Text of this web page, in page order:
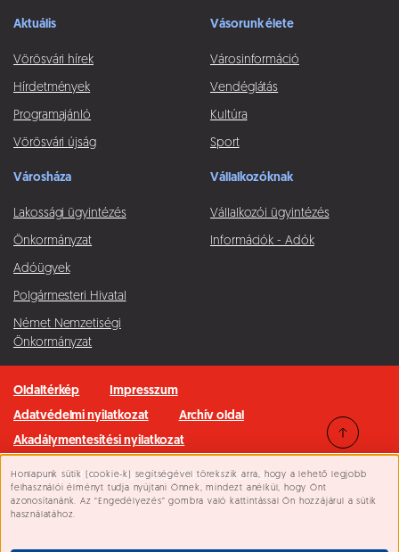
Süti beállítások
Honlapunk sütik (cookie-k) segítségével törekszik arra, hogy a lehető legjobb
felhasználói élményt tudja nyújtani Önnek, mindezt anélkül, hogy Önt
azonosítanánk. Az “Engedélyezés” gombra való kattintással Ön hozzájárul a sütik
használatához.
Aktuális
Vörösvári hírek
Hírdetmények
Programajánló
Vörösvári újság
Vásorunk élete
Városinformáció
Vendéglátás
Kultúra
Sport
Városháza
Lakossági ügyintézés
Önkormányzat
Adóügyek
Polgármesteri Hivatal
Német Nemzetiségi
Önkormányzat
Vállalkozóknak
Vállalkozói ügyintézés
Információk - Adók
Oldaltérkép
Impresszum
Adatvédelmi nyilatkozat
Archív oldal
Akadálymentesítési nyilatkozat
Minden jog fenntartva © 2026 Pilisvörösvár Város